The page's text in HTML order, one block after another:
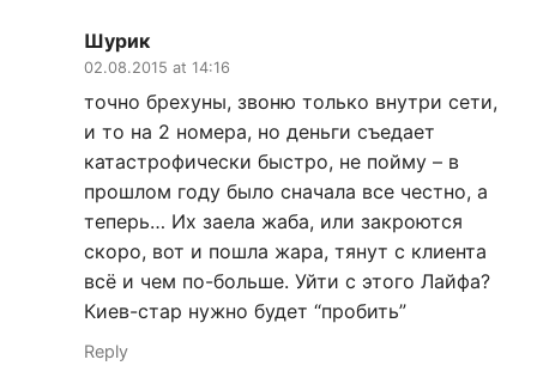
Шурик
02.08.2015 at 14:16
точно брехуны, звоню только внутри сети,
и то на 2 номера, но деньги съедает
катастрофически быстро, не пойму – в
прошлом году было сначала все честно, а
теперь… Их заела жаба, или закроются
скоро, вот и пошла жара, тянут с клиента
всё и чем по-больше. Уйти с этого Лайфа?
Киев-стар нужно будет “пробить”
Reply